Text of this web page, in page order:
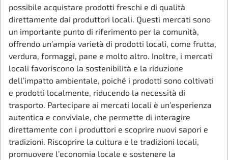
possibile acquistare prodotti freschi e di qualità
direttamente dai produttori locali. Questi mercati sono
un importante punto di riferimento per la comunità,
offrendo un’ampia varietà di prodotti locali, come frutta,
verdura, formaggi, pane e molto altro. Inoltre, i mercati
locali favoriscono la sostenibilità e la riduzione
dell’impatto ambientale, poiché i prodotti sono coltivati
e prodotti localmente, riducendo la necessità di
trasporto. Partecipare ai mercati locali è un’esperienza
autentica e conviviale, che permette di interagire
direttamente con i produttori e scoprire nuovi sapori e
tradizioni. Riscoprire la cultura e le tradizioni locali,
promuovere l’economia locale e sostenere la